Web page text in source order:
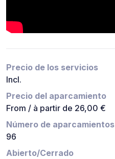
Precio de los servicios
Incl.
Precio del aparcamiento
From / à partir de 26,00 €
Número de aparcamientos
96
Abierto/Cerrado